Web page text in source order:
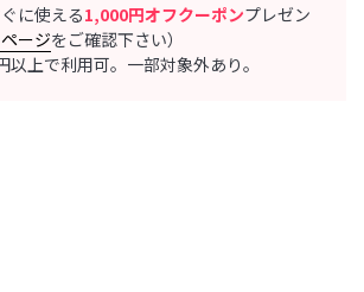
に使える1,000円オフクーポンプレゼン
ージをご確認下さい）
上で利用可。一部対象外あり。